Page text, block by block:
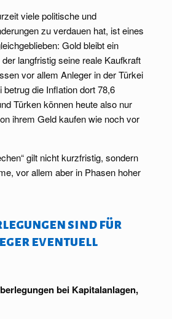
viele politische und
zu verdauen hat, ist eines
Gold bleibt ein
langfristig seine reale Kaufkraft
vor allem Anleger in der Türkei
die Inflation dort 78,6
Türken können heute also nur
ihrem Geld kaufen wie noch vor
gilt nicht kurzfristig, sondern
vor allem aber in Phasen hoher
sind für
eventuell
bei Kapitalanlagen,